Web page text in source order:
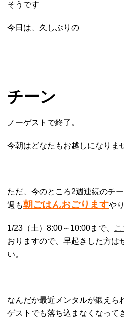
そうです
今日は、久しぶりの
チーン
ノーゲストで終了。
今朝はどなたもお越しになりま
ただ、今のところ2週連続のチ
週も朝ごはんおごりますや
1/23（土）8:00～10:00まで、
おりますので、早起きした方は
い。
なんだか最近メンタルが鍛えら
ゲストでも落ち込まなくなって